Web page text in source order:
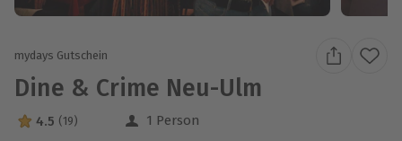
mydays Gutschein
Dine & Crime Neu-Ulm
4.5 Sterne von 5 aus 19 Bewertungen
4.5 (19) 1 Person